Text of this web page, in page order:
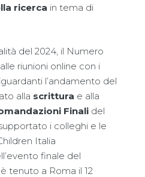
ricerca in tema di
del 2024, il Numero
riunioni online con i
l’andamento del
alla scrittura e alla
Finali del
i colleghi e le
Italia
finale del
tenuto a Roma il 12